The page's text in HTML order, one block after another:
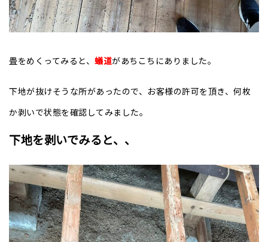
畳をめくってみると、 蟻道があちこちにありました。
下地が抜けそうな所があったので、お客様の許可を頂き、何枚
か剥いで状態を確認してみました。
下地を剥いでみると、、